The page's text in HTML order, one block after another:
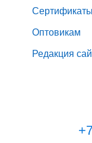
Оптовикам
Редакция